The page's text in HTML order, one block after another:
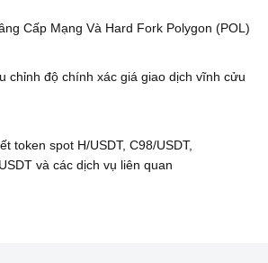
Cấp Mạng Và Hard Fork Polygon (POL)
chỉnh độ chính xác giá giao dịch vĩnh cửu
token spot H/USDT, C98/USDT,
và các dịch vụ liên quan